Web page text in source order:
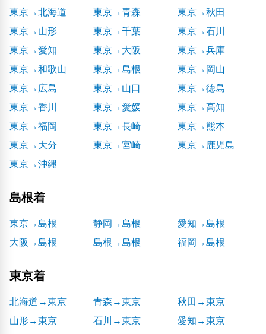
東京→北海道 東京→青森
東京→秋田
東京→山形
東京→千葉
東京→石川
東京→愛知
東京→大阪
東京→兵庫
東京→和歌山
東京→島根
東京→岡山
東京→広島
東京→山口
東京→徳島
東京→香川
東京→愛媛
東京→高知
東京→福岡
東京→長崎
東京→熊本
東京→大分
東京→宮崎
東京→鹿児島
東京→沖縄
島根着
東京→島根 静岡→島根
愛知→島根
大阪→島根
島根→島根 福岡→島根
東京着
北海道→東京 青森→東京
秋田→東京
山形→東京
石川→東京
愛知→東京